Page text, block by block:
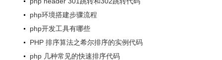
php环境搭建步骤流程
php开发工具有哪些
PHP 排序算法之希尔排序的实例代码
php 几种常见的快速排序代码